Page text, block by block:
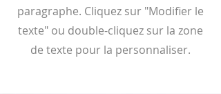
paragraphe. Cliquez sur "Modifier le
texte" ou double-cliquez sur la zone
de texte pour la personnaliser.